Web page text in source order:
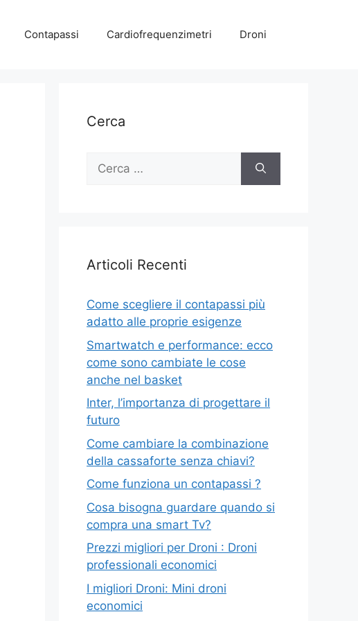
Contapassi Cardiofrequenzimetri Droni
Cerca
Ricerca
Articoli Recenti
Come scegliere il contapassi più
adatto alle proprie esigenze
Smartwatch e performance: ecco
come sono cambiate le cose
anche nel basket
Inter, l’importanza di progettare il
futuro
Come cambiare la combinazione
della cassaforte senza chiavi?
Come funziona un contapassi ?
Cosa bisogna guardare quando si
compra una smart Tv?
Prezzi migliori per Droni : Droni
professionali economici
I migliori Droni: Mini droni
economici